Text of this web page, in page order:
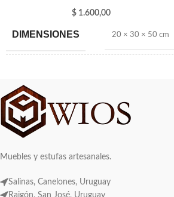
$ 1.600,00
DIMENSIONES 20 × 30 × 50 cm
Muebles y estufas artesanales.
Salinas, Canelones, Uruguay